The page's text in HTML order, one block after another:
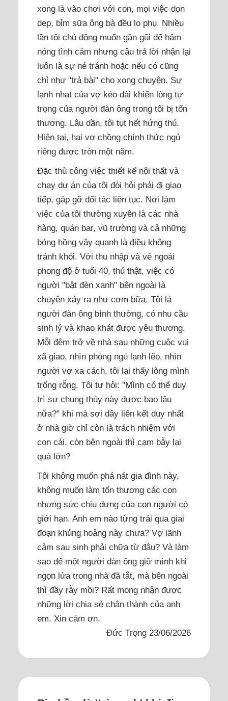
xong là vào chơi với con, mọi việc dọn
dẹp, bỉm sữa ông bà đều lo phụ. Nhiều
lần tôi chủ động muốn gần gũi để hâm
nóng tình cảm nhưng câu trả lời nhận lại
luôn là sự né tránh hoặc nếu có cũng
chỉ như "trả bài" cho xong chuyện. Sự
lạnh nhạt của vợ kéo dài khiến lòng tự
trọng của người đàn ông trong tôi bị tổn
thương. Lâu dần, tôi tụt hết hứng thú.
Hiện tại, hai vợ chồng chính thức ngủ
riêng được tròn một năm.
Đặc thù công việc thiết kế nội thất và
chạy dự án của tôi đòi hỏi phải đi giao
tiếp, gặp gỡ đối tác liên tục. Nơi làm
việc của tôi thường xuyên là các nhà
hàng, quán bar, vũ trường và cả những
bóng hồng vây quanh là điều không
tránh khỏi. Với thu nhập và vẻ ngoài
phong độ ở tuổi 40, thú thật, việc có
người "bật đèn xanh" bên ngoài là
chuyện xảy ra như cơm bữa. Tôi là
người đàn ông bình thường, có nhu cầu
sinh lý và khao khát được yêu thương.
Mỗi đêm trở về nhà sau những cuộc vui
xã giao, nhìn phòng ngủ lạnh lẽo, nhìn
người vợ xa cách, tôi lại thấy lòng mình
trống rỗng. Tôi tự hỏi: "Mình có thể duy
trì sự chung thủy này được bao lâu
nữa?" khi mà sợi dây liên kết duy nhất
ở nhà giờ chỉ còn là trách nhiệm với
con cái, còn bên ngoài thì cạm bẫy lại
quá lớn?
Tôi không muốn phá nát gia đình này,
không muốn làm tổn thương các con
nhưng sức chịu đựng của con người có
giới hạn. Anh em nào từng trải qua giai
đoạn khủng hoảng này chưa? Vợ lãnh
cảm sau sinh phải chữa từ đâu? Và làm
sao để một người đàn ông giữ mình khi
ngọn lửa trong nhà đã tắt, mà bên ngoài
thì đầy rẫy mồi? Rất mong nhận được
những lời chia sẻ chân thành của anh
em. Xin cảm ơn.
Đức Trọng 23/06/2026